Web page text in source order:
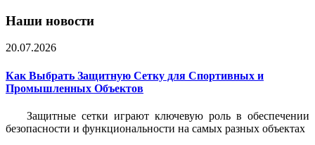
Наши новости
20.07.2026
Как Выбрать Защитную Сетку для Спортивных и
Промышленных Объектов
Защитные сетки играют ключевую роль в обеспечении
безопасности и функциональности на самых разных объектах